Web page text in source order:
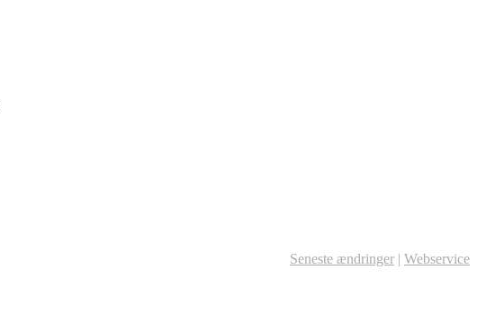
Seneste ændringer | Webservice